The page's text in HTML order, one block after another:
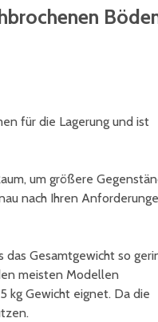
für die Lagerung und ist
um größere
nach Ihren
Gesamtgewicht so
meisten Modellen
kg Gewicht eignet. Da die